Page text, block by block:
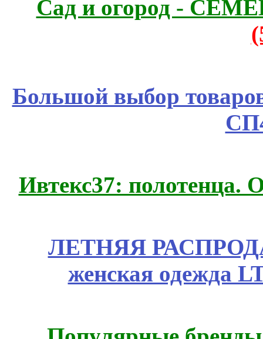
Сад и огород -
Большой выбор
Ивтекс37:
ЛЕТНЯЯ
женская одежда